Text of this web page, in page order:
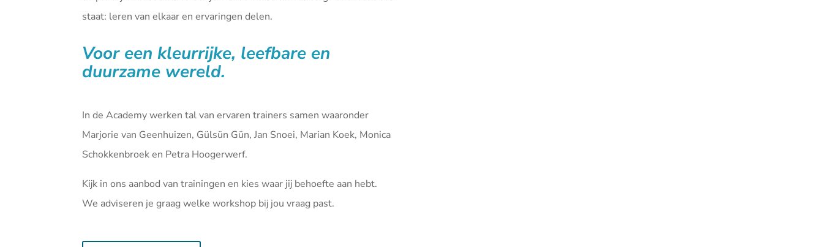
staat: leren van elkaar en ervaringen delen.
Voor een kleurrijke, leefbare en
duurzame wereld.
In de Academy werken tal van ervaren trainers samen waaronder
Marjorie van Geenhuizen, Gülsün Gün, Jan Snoei, Marian Koek, Monica
Schokkenbroek en Petra Hoogerwerf.
Kijk in ons aanbod vantrainingen en kies waar jij behoefte aan hebt.
We adviseren je graag welke workshop bij jou vraag past.